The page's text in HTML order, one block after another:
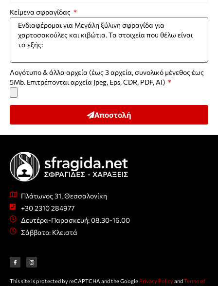
Κείμενα σφραγίδας
Λογότυπο & άλλα αρχεία (έως 3 αρχεία, συνολικό μέγεθος έως
5Mb. Επιτρέπονται αρχεία Jpeg, Eps, CDR, PDF, AI)
Αποστολή
Πλάτωνος 31, Θεσσαλονίκη
+30 2310 284977
Δευτέρα-Παρασκευή: 08.30-16.00
Σάββατο: Κλειστά
c
e
b
o
k
s
t
a
r
a
This site is protected by reCAPTCHA and the Google Privacy PolicyandTerms of